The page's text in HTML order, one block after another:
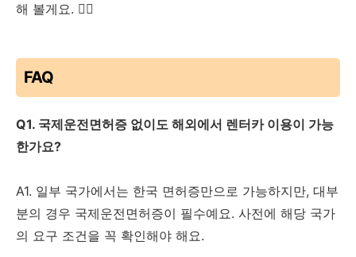
해 볼게요. 🙋‍♂️
FAQ
Q1. 국제운전면허증 없이도 해외에서 렌터카 이용이 가능
한가요?
A1. 일부 국가에서는 한국 면허증만으로 가능하지만, 대부
분의 경우 국제운전면허증이 필수예요. 사전에 해당 국가
의 요구 조건을 꼭 확인해야 해요.